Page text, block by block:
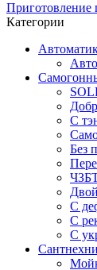
Категории
С
Без
С
С
С